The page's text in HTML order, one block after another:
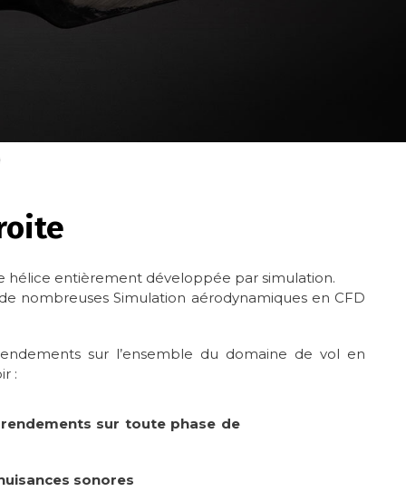
hélice entièrement développée par simulation.
nombreuses Simulation aérodynamiques en CFD
sur l’ensemble du domaine de vol en
:
sur toute phase de
sonores